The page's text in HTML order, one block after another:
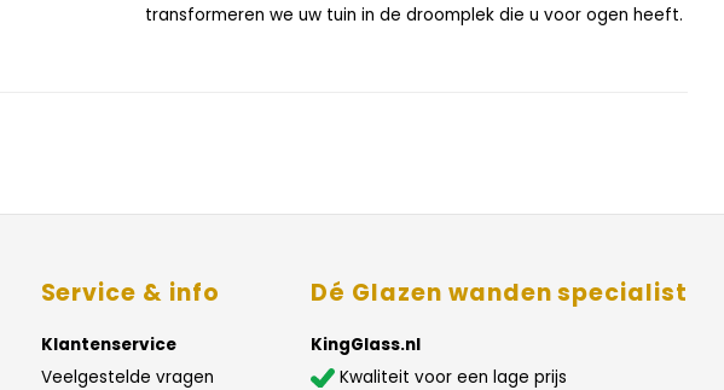
transformeren we uw tuin in de droomplek die u voor ogen heeft.
Service & info
Klantenservice
Veelgestelde vragen
Dé Glazen wanden specialist
KingGlass.nl
Kwaliteit voor een lage prijs